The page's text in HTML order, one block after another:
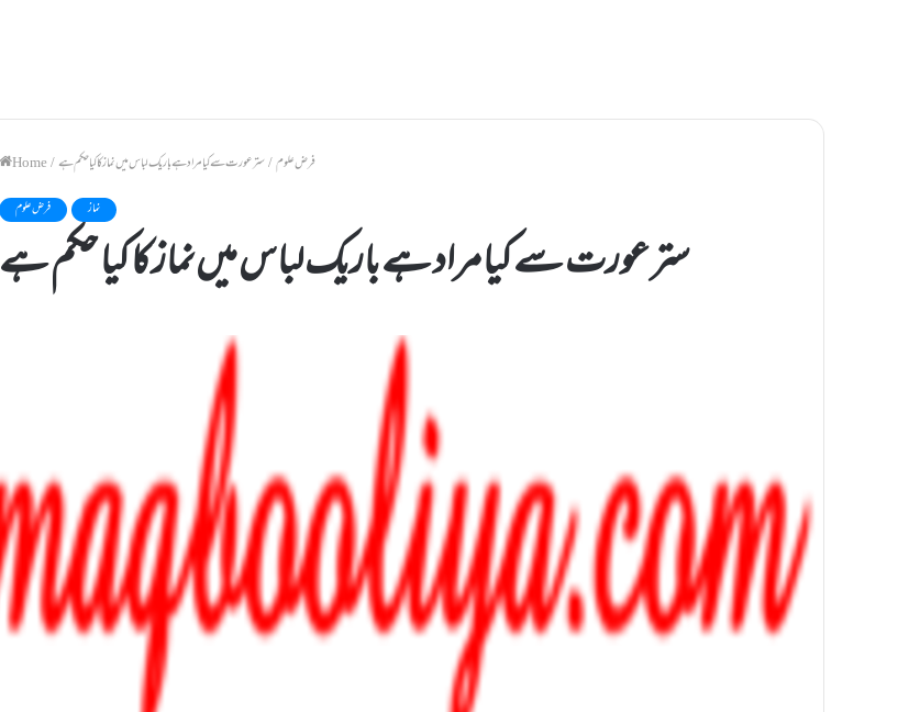
Home/ فرض علوم/ستر عورت سے کیا مراد ہے باریک لباس میں نماز کا کیا حکم ہے
فرض علوم نماز
ستر عورت سے کیا مراد ہے باریک لباس میں نماز کا کیا حکم ہے